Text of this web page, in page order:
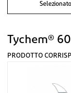
Selezionato
Tychem®
PRODOTTO